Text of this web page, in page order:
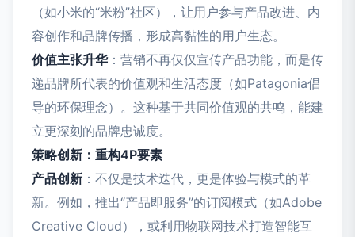
（如小米的“米粉”社区），让用户参与产品改进、内
容创作和品牌传播，形成高黏性的用户生态。
价值主张升华：营销不再仅仅宣传产品功能，而是传
递品牌所代表的价值观和生活态度（如Patagonia倡
导的环保理念）。这种基于共同价值观的共鸣，能建
立更深刻的品牌忠诚度。
策略创新：重构4P要素
产品创新 ：不仅是技术迭代，更是体验与模式的革
新。例如，推出“产品即服务”的订阅模式（如Adobe
Creative Cloud），或利用物联网技术打造智能互